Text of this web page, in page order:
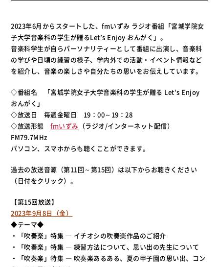
2023年6月からスタートした、fmいずみ ラジオ番組「宮城学院女
子大学音楽科の学生が贈るLet’s Enjoy おんがく」。
音楽科学生が自らパーソナリティーとして番組に出演し、音楽科
の学びや日頃の練習の様子、学内外での活動・イベント情報など
を紹介し、音楽の楽しさや自分たちの思いをお伝えしています。
◇番組名 「宮城学院女子大学音楽科の学生が贈る Let’s Enjoy
おんがく」
◇放送日 毎週金曜日 19：00～19：28
◇放送形態fmいずみ （ラジオ/インターネット配信）
FM79.7MHz
パソコン、スマホからも聴くことができます。
過去の放送音源（第11回～第15回）は以下からお聴きください
（日付をクリック）。
【第15回放送】
2023年9月8日（金）
◆テーマ◆
・「吹奏楽」特集 ― イチオシの吹奏楽作品のご紹介
・「吹奏楽」特集 ― 練習方法について、思い出の先生について
・「吹奏楽」特集 ― 吹奏楽あるある、夏の甲子園の思い出、コン